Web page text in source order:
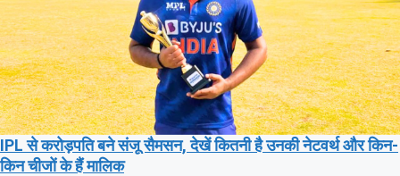
IPL से करोड़पति बने संजू सैमसन, देखें कितनी है उनकी नेटवर्थ और किन-
किन चीजों के हैं मालिक